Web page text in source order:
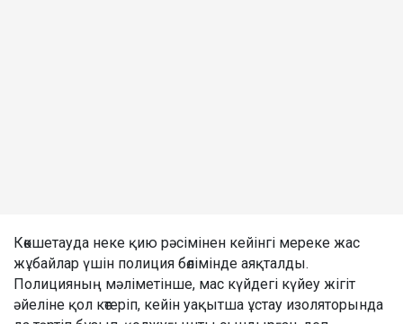
Көкшетауда неке қию рәсімінен кейінгі мереке жас
жұбайлар үшін полиция бөлімінде аяқталды.
Полицияның мәліметінше, мас күйдегі күйеу жігіт
әйеліне қол көтеріп, кейін уақытша ұстау изоляторында